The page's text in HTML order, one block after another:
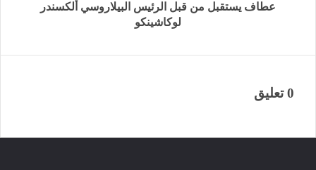
عطاف يستقبل من قبل الرئيس البيلاروسي ألكسندر
لوكاشينكو
0 تعليق